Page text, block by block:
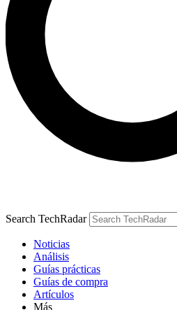
Search TechRadar
Noticias
Análisis
Guías prácticas
Guías de compra
Artículos
Más